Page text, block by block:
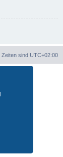
Zeiten sind UTC+02:00